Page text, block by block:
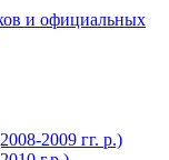
и официальных
2009 гг. р.)